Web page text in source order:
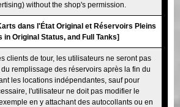
without the shop's permission.
dans l'État Original et Réservoirs Pleins
in Original Status, and Full Tanks]
clients de tour, les utilisateurs ne seront pas
remplissage des réservoirs après la fin du
les locations indépendantes, sauf pour
l'utilisateur ne doit pas modifier le
en y attachant des autocollants ou en